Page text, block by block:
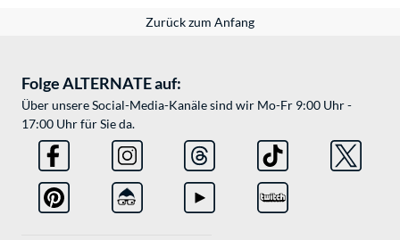
Zurück zum Anfang
Folge ALTERNATE auf:
Über unsere Social-Media-Kanäle sind wir Mo-Fr 9:00 Uhr -
17:00 Uhr für Sie da.